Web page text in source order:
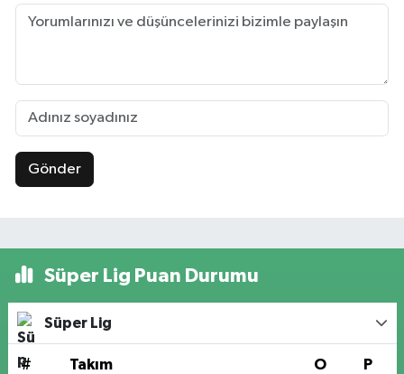
Gönder
Süper Lig Puan Durumu
Süper Lig
# Takım O P